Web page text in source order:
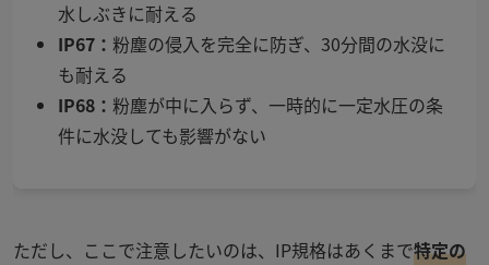
水しぶきに耐える
IP67 ： 粉塵の侵入を完全に防ぎ、 30分間の水没に
も耐える
IP68 ： 粉塵が中に入らず、一時的に一定水圧の条
件に水没しても影響がない
ただし、ここで注意したいのは、 IP規格はあくまで特定の